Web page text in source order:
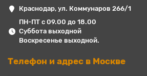
Краснодар, ул. Коммунаров 266/1
ПН-ПТ с 09.00 до 18.00
Суббота выходной
Воскресенье выходной.
Телефон и адрес в Москве